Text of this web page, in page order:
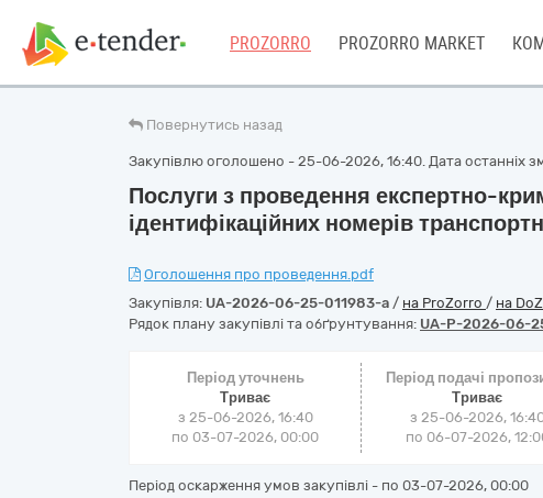
PROZORRO PROZORRO MARKET
Повернутись назад
Закупівлю оголошено - 25-06-2026, 16:40. Дата останніх
Послуги з проведення експертно-
ідентифікаційних номерів
Оголошення про проведення.pdf
Закупівля: UA-2026-06-25-011983-a / на ProZorro / на
Рядок плану закупівлі та обґрунтування: UA-P-2026-06-
Період уточнень
Триває
з 25-06-2026, 16:40
по 03-07-2026, 00:00
Період подачі
Триває
з 25-06-2026,
по 06-07-2026,
Період оскарження умов закупівлі - по 03-07-2026, 00:00